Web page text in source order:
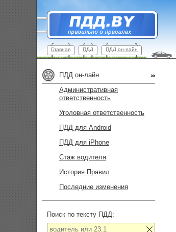
Главная ПДД ПДД он-лайн
ПДД он-лайн
Административная
ответственность
Уголовная ответственность
ПДД для Android
ПДД для iPhone
Стаж водителя
История Правил
Последние изменения
Поиск по тексту ПДД: